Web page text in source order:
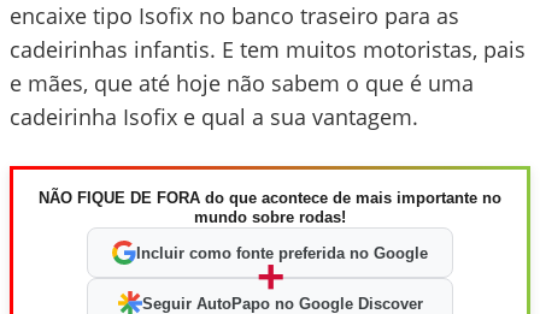
encaixe tipo Isofix no banco traseiro para as
cadeirinhas infantis. E tem muitos motoristas, pais
e mães, que até hoje não sabem o que é uma
cadeirinha Isofix e qual a sua vantagem.
NÃO FIQUE DE FORA do que acontece de mais importante no
mundo sobre rodas!
Incluir como fonte preferida no Google
+
Seguir AutoPapo no Google Discover